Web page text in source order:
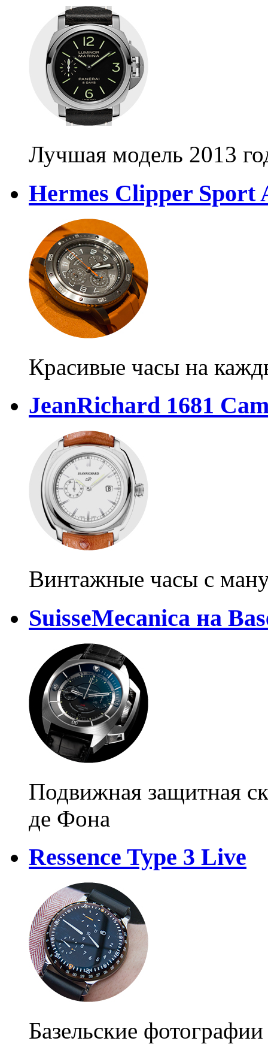
Лучшая модель 2013
Hermes Clipper Sport
Красивые часы на
JeanRichard 1681
Винтажные часы с
SuisseMecanica на
Подвижная защитная
де Фона
Ressence Type 3 Live
Базельские фотографии